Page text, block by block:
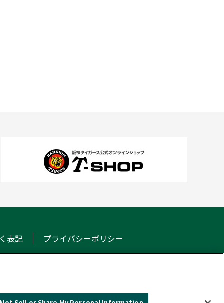
表記 プライバシーポリシー